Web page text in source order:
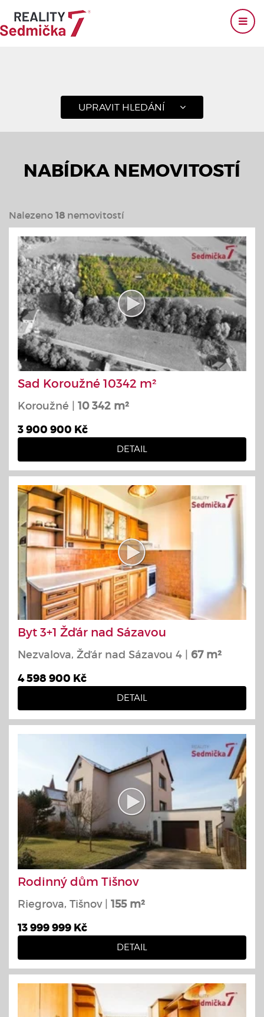
UPRAVIT HLEDÁNÍ
NABÍDKA NEMOVITOSTÍ
Nalezeno 18 nemovitostí
Sad Koroužné 10342 m²
Koroužné | 10 342 m²
3 900 900 Kč
DETAIL
Byt 3+1 Žďár nad Sázavou
Nezvalova, Žďár nad Sázavou 4 | 67 m²
4 598 900 Kč
DETAIL
Rodinný dům Tišnov
Riegrova, Tišnov | 155 m²
13 999 999 Kč
DETAIL